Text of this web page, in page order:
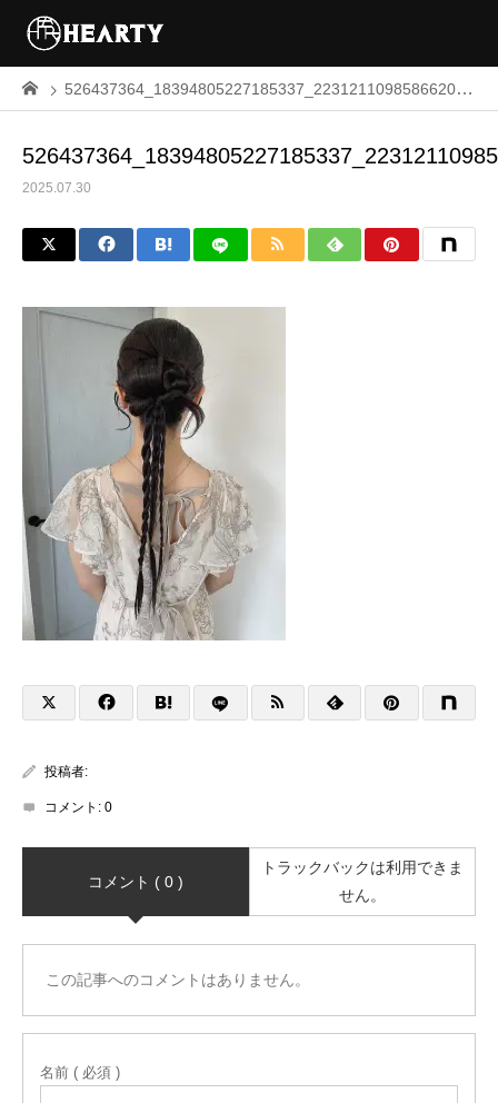
526437364_18394805227185337_2231211098586620753_n
2025.07.30
投稿者:
コメント: 0
コメント ( 0 )
トラックバックは利用できま
せん。
この記事へのコメントはありません。
名前 ( 必須 )